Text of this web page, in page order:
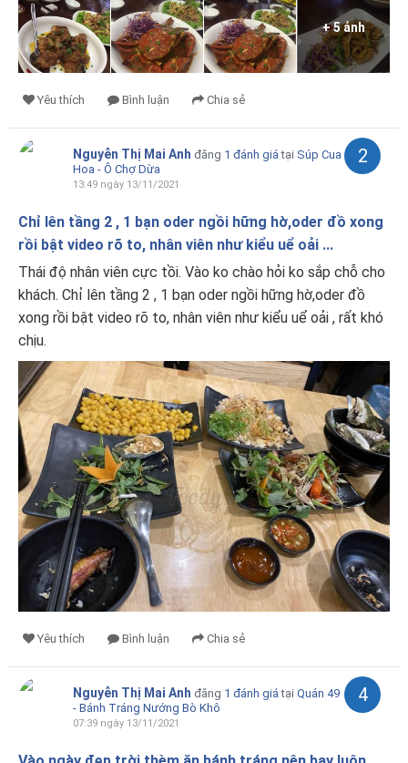
+ 5 ảnh
Yêu thích Bình luận Chia sẻ
Nguyễn Thị Mai Anh đăng 1 đánh giá tại Súp Cua
Hoa - Ô Chợ Dừa
13:49 ngày 13/11/2021
2
Chỉ lên tầng 2 , 1 bạn oder ngồi hững hờ,oder đồ xong
rồi bật video rõ to, nhân viên như kiểu uể oải ...
Thái độ nhân viên cực tồi. Vào ko chào hỏi ko sắp chỗ cho
khách. Chỉ lên tầng 2 , 1 bạn oder ngồi hững hờ,oder đồ
xong rồi bật video rõ to, nhân viên như kiểu uể oải , rất khó
chịu.
Yêu thích Bình luận Chia sẻ
Nguyễn Thị Mai Anh đăng 1 đánh giá tại Quán 49
- Bánh Tráng Nướng Bò Khô
07:39 ngày 13/11/2021
4